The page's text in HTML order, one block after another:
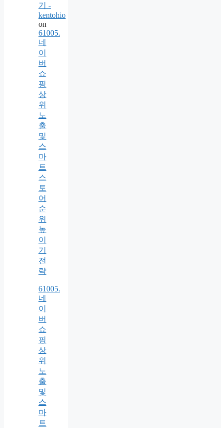
기 -
kentohio
on
61005.
네
이
버
쇼
핑
상
위
노
출
및
스
마
트
스
토
어
순
위
높
이
기
전
략
61005.
네
이
버
쇼
핑
상
위
노
출
및
스
마
트